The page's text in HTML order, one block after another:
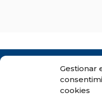
Gestionar
cookies
+34 620409757